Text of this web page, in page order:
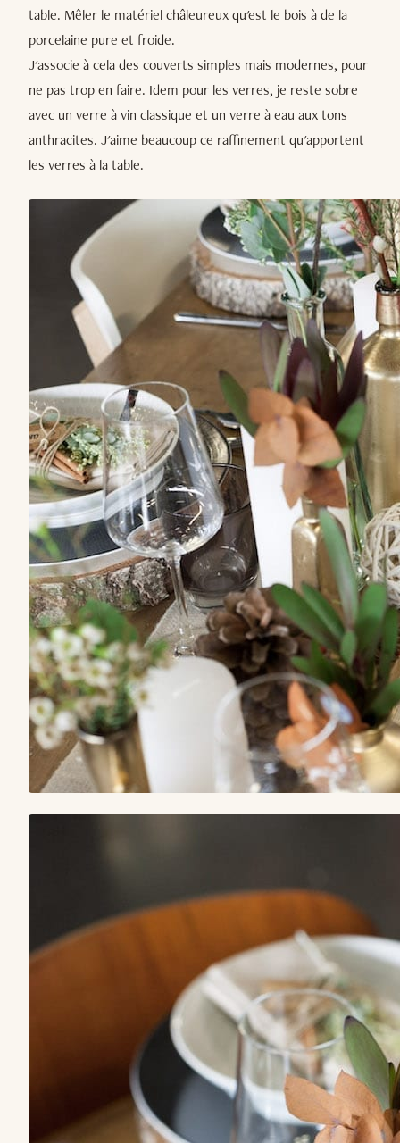
table. Mêler le matériel châleureux qu'est le bois à de la
porcelaine pure et froide.
J'associe à cela des couverts simples mais modernes, pour
ne pas trop en faire. Idem pour les verres, je reste sobre
avec un verre à vin classique et un verre à eau aux tons
anthracites. J'aime beaucoup ce raffinement qu'apportent
les verres à la table.